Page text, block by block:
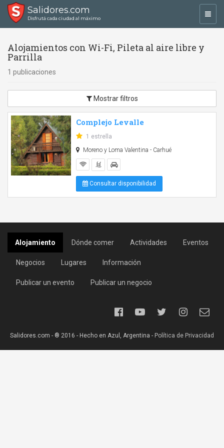
Salidores.com
Disfrutá cada ciudad al máximo
Alojamientos con Wi-Fi, Pileta al aire libre y
Parrilla
1 publicaciones
Mostrar filtros
Complejo Levalle
1 estrella
Moreno y Loma Valentina - Carhué
Consultar disponibilidad
Alojamiento Dónde comer Actividades Eventos
Negocios Lugares Información
Publicar un evento Publicar un negocio
Salidores.com - ® 2016 - Hecho en Azul, Argentina - Política de Privacidad